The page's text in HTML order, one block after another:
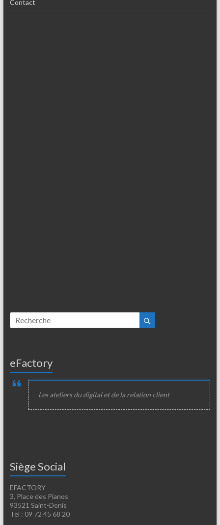
Contact
eFactory
Les ateliers du digital et de la relation client
Siège Social
EFACTORY
3, Place des Pianos
93521 Saint-Denis
Tel : 09 72 45 68 20